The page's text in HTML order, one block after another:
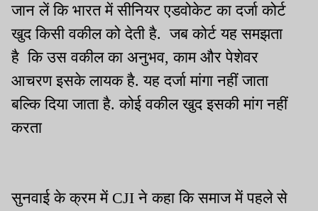
जान लें कि भारत में सीनियर एडवोकेट का दर्जा कोर्ट
खुद किसी वकील को देती है. जब कोर्ट यह समझता
है कि उस वकील का अनुभव, काम और पेशेवर
आचरण इसके लायक है. यह दर्जा मांगा नहीं जाता
बल्कि दिया जाता है. कोई वकील खुद इसकी मांग नहीं
करता
सुनवाई के क्रम में CJI ने कहा कि समाज में पहले से